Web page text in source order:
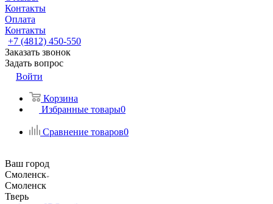
Контакты
Оплата
Контакты
+7 (4812) 450-550
Заказать звонок
Задать вопрос
Войти
Корзина
Избранные товары0
Сравнение товаров0
Ваш город
Смоленск
Смоленск
Тверь